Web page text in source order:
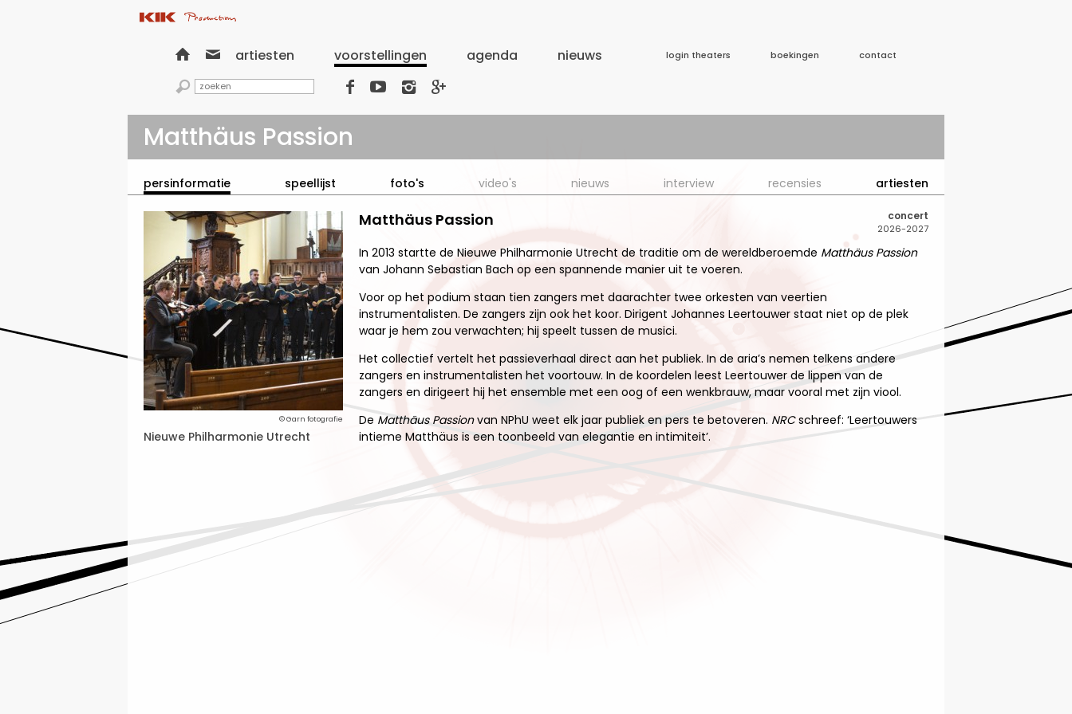
  artiesten voorstellingen agenda nieuws login theaters boekingen contact
    
Matthäus Passion
persinformatie speellijst foto's video's nieuws interview recensies artiesten
© Garn fotografie
Nieuwe Philharmonie Utrecht
concert
2026-2027
Matthäus Passion
In 2013 startte de Nieuwe Philharmonie Utrecht de traditie om de wereldberoemde Matthäus Passion
van Johann Sebastian Bach op een spannende manier uit te voeren.
Voor op het podium staan tien zangers met daarachter twee orkesten van veertien
instrumentalisten. De zangers zijn ook het koor. Dirigent Johannes Leertouwer staat niet op de plek
waar je hem zou verwachten; hij speelt tussen de musici.
Het collectief vertelt het passieverhaal direct aan het publiek. In de aria’s nemen telkens andere
zangers en instrumentalisten het voortouw. In de koordelen leest Leertouwer de lippen van de
zangers en dirigeert hij het ensemble met een oog of een wenkbrauw, maar vooral met zijn viool.
De Matthäus Passionvan NPhU weet elk jaar publiek en pers te betoveren. NRCschreef: ‘Leertouwers
intieme Matthäus is een toonbeeld van elegantie en intimiteit’.